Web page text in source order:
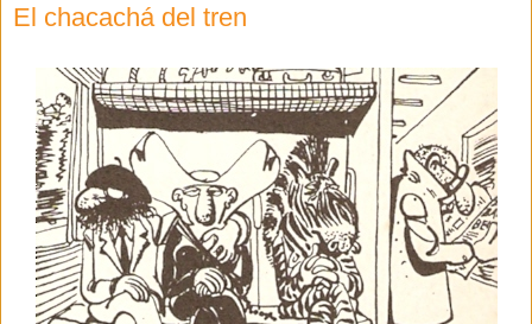
El chacachá del tren